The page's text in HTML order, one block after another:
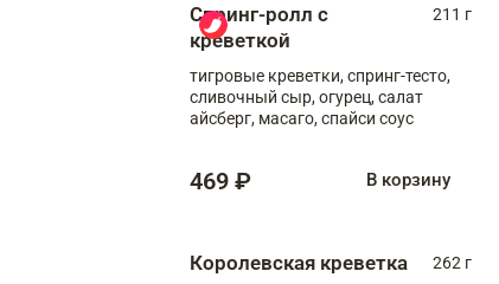
Спринг-ролл с
креветкой
211 г
тигровые креветки, спринг-тесто,
сливочный сыр, огурец, салат
айсберг, масаго, спайси соус
469 ₽ В корзину
Королевская креветка
262 г